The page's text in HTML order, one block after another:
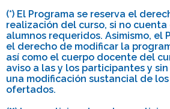
(*) El Programa se reserva el
realización del curso, si no
alumnos requeridos. Asimismo, el
el derecho de modificar la
así como el cuerpo docente del
aviso a las y los participantes y
una modificación sustancial de
ofertados.